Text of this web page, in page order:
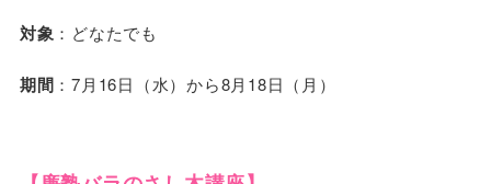
対象 ：どなたでも
期間 ：7月16日（水）から8月18日（月）